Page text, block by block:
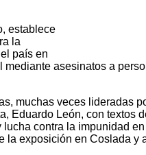
establece
la
país en
mediante asesinatos a
muchas veces lideradas
Eduardo León, con textos
lucha contra la impunidad
la exposición en Coslada y